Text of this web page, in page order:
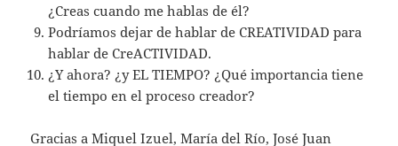
¿Creas cuando me hablas de él?
Podríamos dejar de hablar de CREATIVIDAD para
hablar de CreACTIVIDAD.
¿Y ahora? ¿y EL TIEMPO? ¿Qué importancia tiene
el tiempo en el proceso creador?
Gracias a Miquel Izuel, María del Río, José Juan